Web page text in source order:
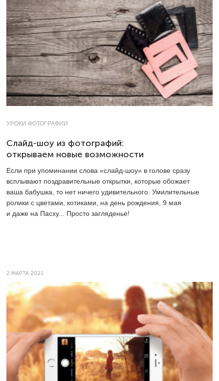
УРОКИ ФОТОГРАФИИ
Слайд-шоу из фотографий:
открываем новые возможности
Если при упоминании слова «слайд-шоу» в голове сразу
всплывают поздравительные открытки, которые обожает
ваша бабушка, то нет ничего удивительного. Умилительные
ролики с цветами, котиками, на день рождения, 9 мая
и даже на Пасху... Просто загляденье!
2 МАРТА 2021